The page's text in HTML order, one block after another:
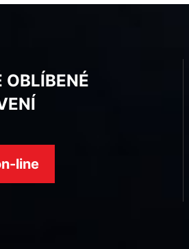
OBLÍBENÉ
line